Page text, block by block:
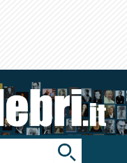
Toggle
search
bar